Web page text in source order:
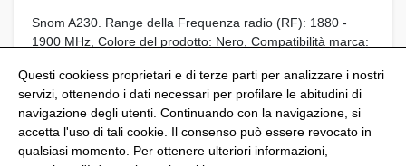
Snom A230. Range della Frequenza radio (RF): 1880 -
1900 MHz, Colore del prodotto: Nero, Compatibilità marca:
@Shoptize 2026
Questi cookiess proprietari e di terze parti per analizzare i nostri
servizi, ottenendo i dati necessari per profilare le abitudini di
navigazione degli utenti. Continuando con la navigazione, si
accetta l'uso di tali cookie. Il consenso può essere revocato in
qualsiasi momento. Per ottenere ulteriori informazioni,